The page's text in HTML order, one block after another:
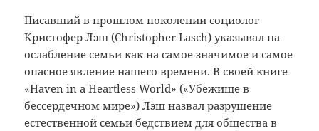
Писавший в прошлом поколении социолог
Кристофер Лэш (Christopher Lasch) указывал на
ослабление семьи как на самое значимое и самое
опасное явление нашего времени. В своей книге
«Haven in a Heartless World» («Убежище в
бессердечном мире») Лэш назвал разрушение
естественной семьи бедствием для общества в